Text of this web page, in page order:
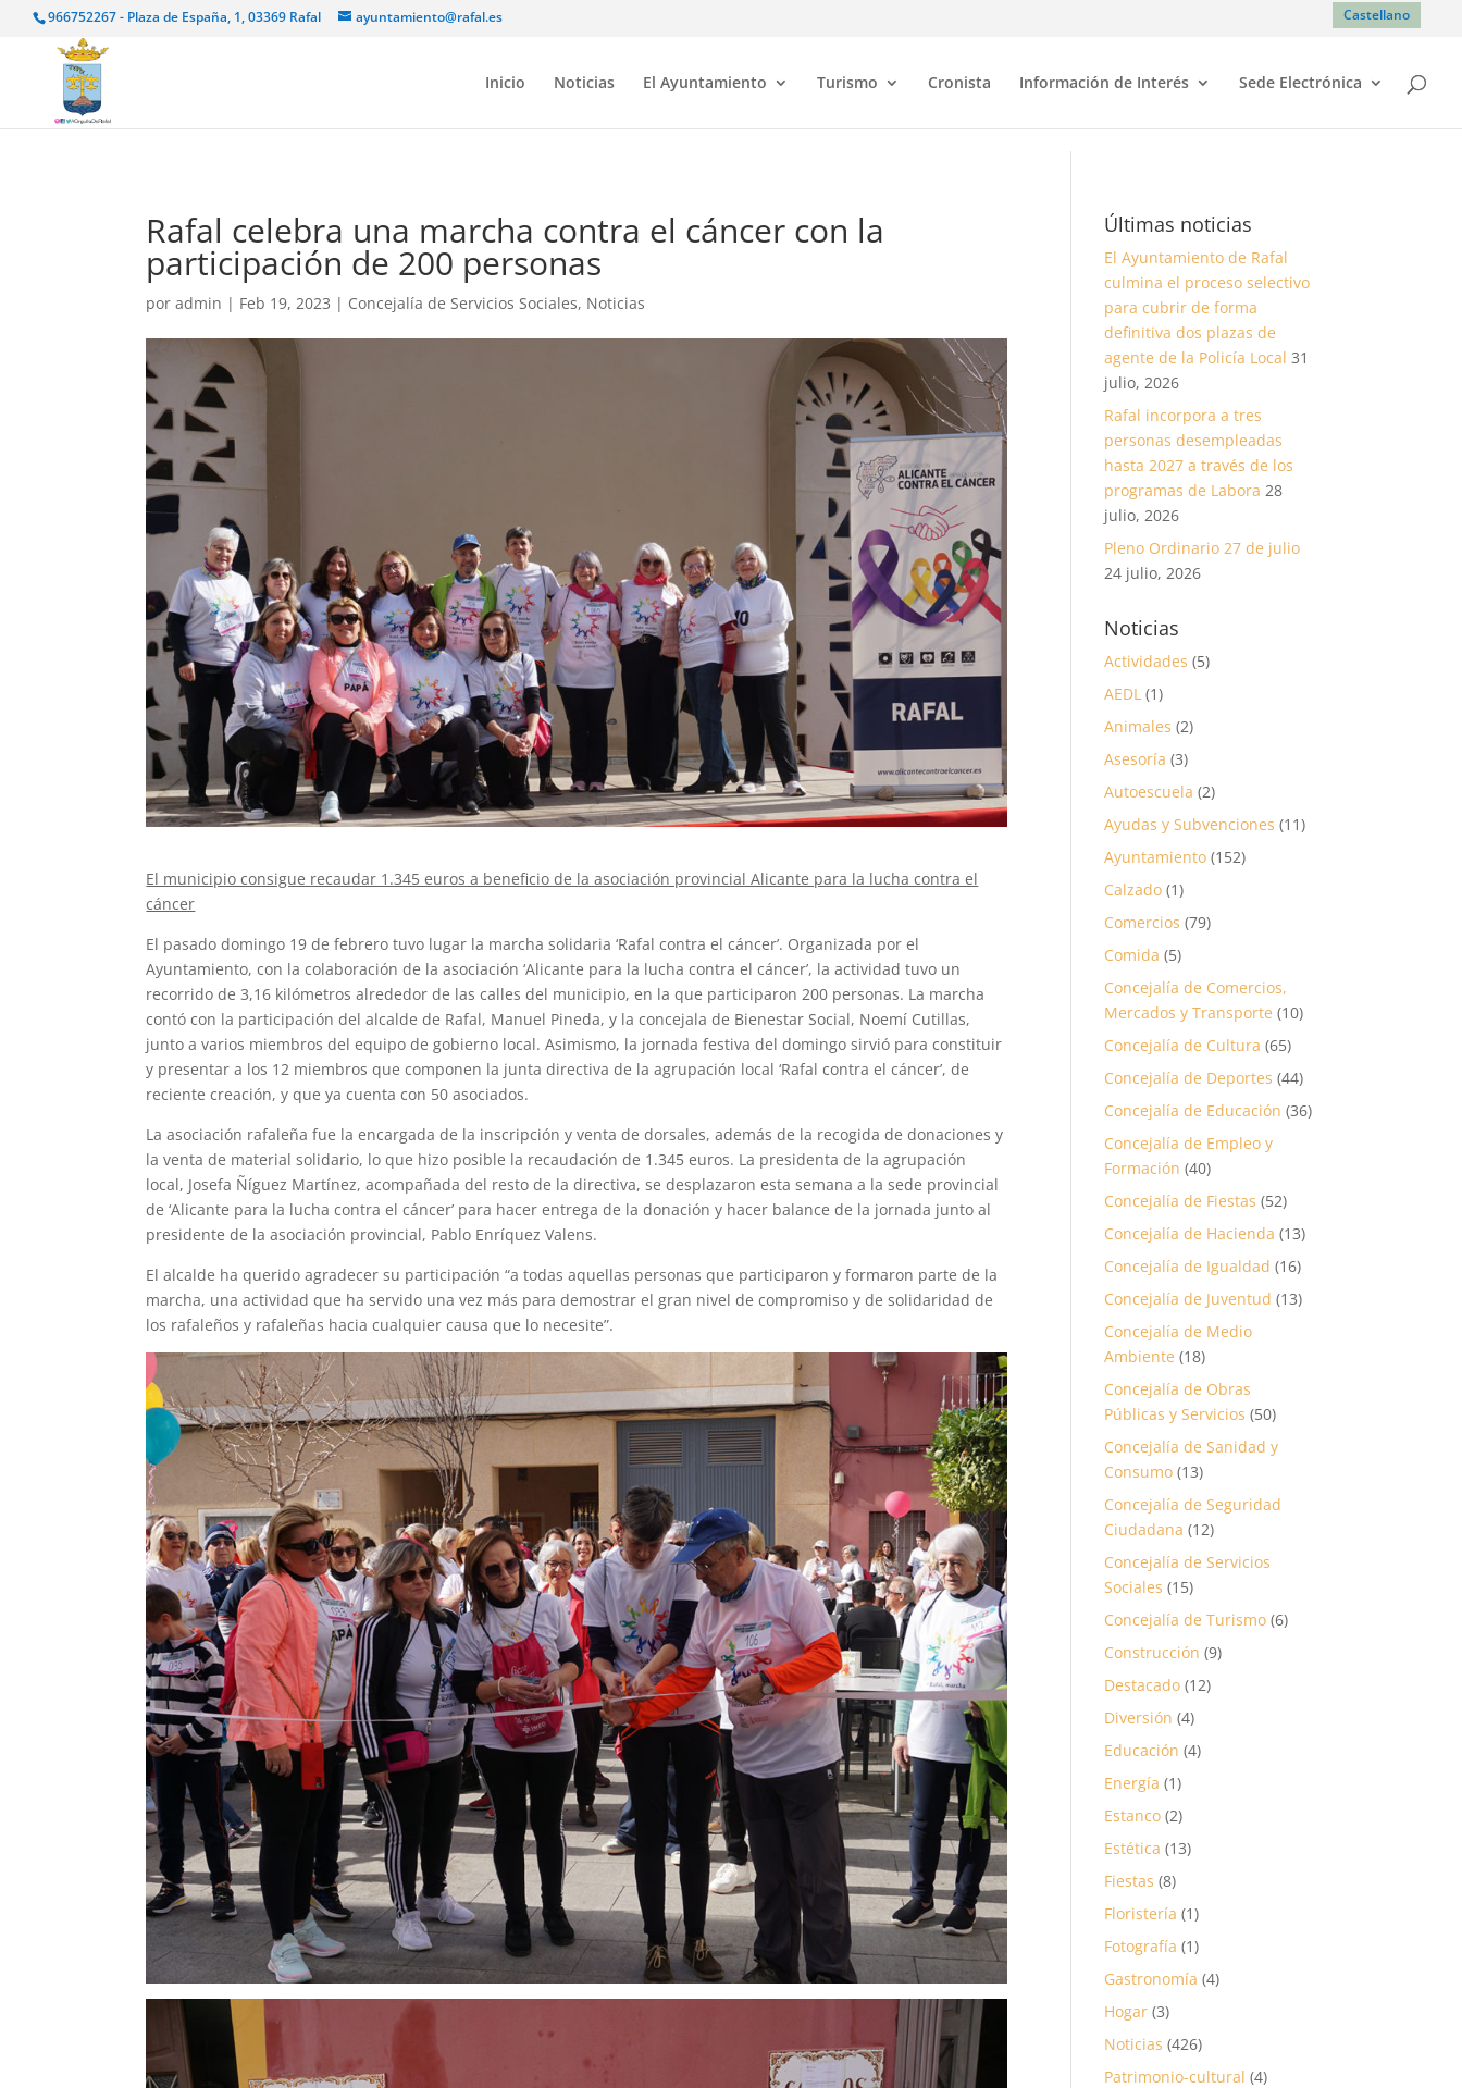
966752267 - Plaza de España, 1, 03369 Rafal ayuntamiento@rafal.es Castellano
Inicio Noticias El Ayuntamiento Turismo Cronista Información de Interés Sede Electrónica
Rafal celebra una marcha contra el cáncer con la
participación de 200 personas
poradmin | Feb 19, 2023 | Concejalía de Servicios Sociales, Noticias
El municipio consigue recaudar 1.345 euros a beneficio de la asociación provincial Alicante para la lucha contra el
cáncer
El pasado domingo 19 de febrero tuvo lugar la marcha solidaria ‘Rafal contra el cáncer’. Organizada por el
Ayuntamiento, con la colaboración de la asociación ‘Alicante para la lucha contra el cáncer’, la actividad tuvo un
recorrido de 3,16 kilómetros alrededor de las calles del municipio, en la que participaron 200 personas. La marcha
contó con la participación del alcalde de Rafal, Manuel Pineda, y la concejala de Bienestar Social, Noemí Cutillas,
junto a varios miembros del equipo de gobierno local. Asimismo, la jornada festiva del domingo sirvió para constituir
y presentar a los 12 miembros que componen la junta directiva de la agrupación local ‘Rafal contra el cáncer’, de
reciente creación, y que ya cuenta con 50 asociados.
La asociación rafaleña fue la encargada de la inscripción y venta de dorsales, además de la recogida de donaciones y
la venta de material solidario, lo que hizo posible la recaudación de 1.345 euros. La presidenta de la agrupación
local, Josefa Ñíguez Martínez, acompañada del resto de la directiva, se desplazaron esta semana a la sede provincial
de ‘Alicante para la lucha contra el cáncer’ para hacer entrega de la donación y hacer balance de la jornada junto al
presidente de la asociación provincial, Pablo Enríquez Valens.
El alcalde ha querido agradecer su participación “a todas aquellas personas que participaron y formaron parte de la
marcha, una actividad que ha servido una vez más para demostrar el gran nivel de compromiso y de solidaridad de
los rafaleños y rafaleñas hacia cualquier causa que lo necesite”.
Últimas noticias
El Ayuntamiento de Rafal
culmina el proceso selectivo
para cubrir de forma
definitiva dos plazas de
agente de la Policía Local 31
julio, 2026
Rafal incorpora a tres
personas desempleadas
hasta 2027 a través de los
programas de Labora 28
julio, 2026
Pleno Ordinario 27 de julio
24 julio, 2026
Noticias
Actividades (5)
AEDL (1)
Animales (2)
Asesoría (3)
Autoescuela (2)
Ayudas y Subvenciones (11)
Ayuntamiento (152)
Calzado (1)
Comercios (79)
Comida (5)
Concejalía de Comercios,
Mercados y Transporte (10)
Concejalía de Cultura (65)
Concejalía de Deportes (44)
Concejalía de Educación (36)
Concejalía de Empleo y
Formación (40)
Concejalía de Fiestas (52)
Concejalía de Hacienda (13)
Concejalía de Igualdad (16)
Concejalía de Juventud (13)
Concejalía de Medio
Ambiente (18)
Concejalía de Obras
Públicas y Servicios (50)
Concejalía de Sanidad y
Consumo (13)
Concejalía de Seguridad
Ciudadana (12)
Concejalía de Servicios
Sociales (15)
Concejalía de Turismo (6)
Construcción (9)
Destacado (12)
Diversión (4)
Educación (4)
Energía (1)
Estanco (2)
Estética (13)
Fiestas (8)
Floristería (1)
Fotografía (1)
Gastronomía (4)
Hogar (3)
Noticias (426)
Patrimonio-cultural (4)